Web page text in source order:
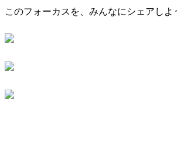
このフォーカスを、みんなにシェアしよ